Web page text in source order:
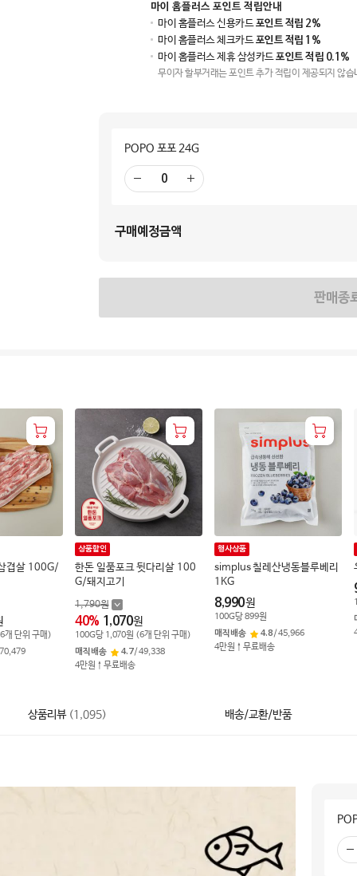
마이 홈플러스 포인트 적립안내
마이 홈플러스 신용카드포인트 적립 2%
마이 홈플러스 체크카드포인트 적립 1%
마이 홈플러스 제휴 삼성카드포인트 적립 0.1%
무이자 할부거래는 포인트 추가 적립이 제공되지 않습
POPO 포포 24G
기
더
하
구매예정금액
판매종
겹살 100G/
6개 단위 구매)
70,479
한돈 일품포크 뒷다리살 100
G/돼지고기
상품할인
1,790원
40% 1,070원
100G당 1,070원 (6개 단위 구매)
매직배송
4.7/49,338
4만원↑무료배송
simplus 칠레산냉동블루베리
1KG
행사상품
8,990원
100G당899원
매직배송
4.8/45,966
4만원↑무료배송
상품리뷰 (1,095) 배송/교환/반품
기